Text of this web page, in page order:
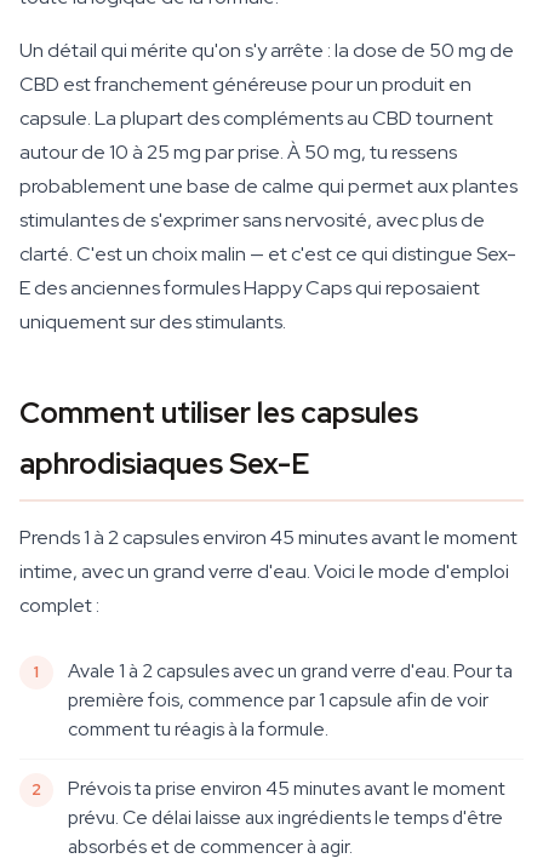
Un détail qui mérite qu'on s'y arrête : la dose de 50 mg de
CBD est franchement généreuse pour un produit en
capsule. La plupart des compléments au CBD tournent
autour de 10 à 25 mg par prise. À 50 mg, tu ressens
probablement une base de calme qui permet aux plantes
stimulantes de s'exprimer sans nervosité, avec plus de
clarté. C'est un choix malin — et c'est ce qui distingue Sex-
E des anciennes formules Happy Caps qui reposaient
uniquement sur des stimulants.
Comment utiliser les capsules
aphrodisiaques Sex-E
Prends 1 à 2 capsules environ 45 minutes avant le moment
intime, avec un grand verre d'eau. Voici le mode d'emploi
complet :
Avale 1 à 2 capsules avec un grand verre d'eau. Pour ta
première fois, commence par 1 capsule afin de voir
comment tu réagis à la formule.
Prévois ta prise environ 45 minutes avant le moment
prévu. Ce délai laisse aux ingrédients le temps d'être
absorbés et de commencer à agir.